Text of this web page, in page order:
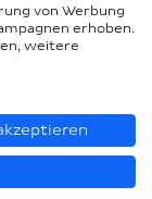
etwas
von Werbung
erhoben.
weitere